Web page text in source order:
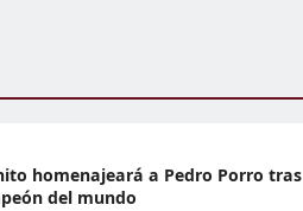
homenajeará a Pedro Porro tras
del mundo